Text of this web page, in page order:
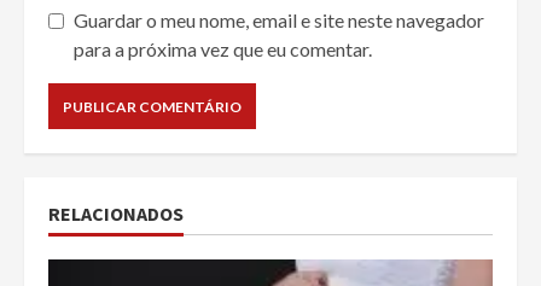
Guardar o meu nome, email e site neste navegador
para a próxima vez que eu comentar.
RELACIONADOS